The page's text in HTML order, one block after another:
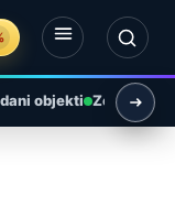
objekti Zemlja i